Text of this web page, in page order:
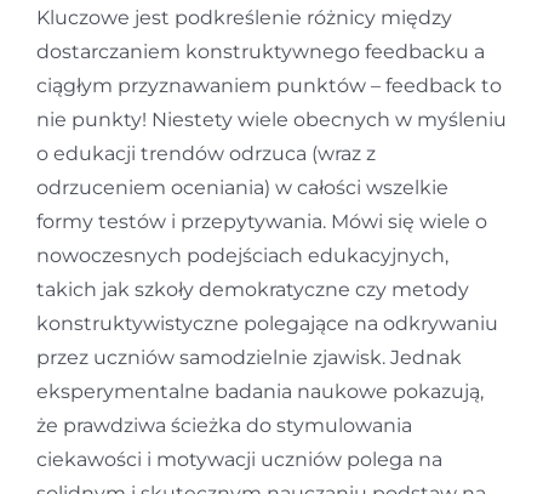
Kluczowe jest podkreślenie różnicy między
dostarczaniem konstruktywnego feedbacku a
ciągłym przyznawaniem punktów – feedback to
nie punkty! Niestety wiele obecnych w myśleniu
o edukacji trendów odrzuca (wraz z
odrzuceniem oceniania) w całości wszelkie
formy testów i przepytywania. Mówi się wiele o
nowoczesnych podejściach edukacyjnych,
takich jak szkoły demokratyczne czy metody
konstruktywistyczne polegające na odkrywaniu
przez uczniów samodzielnie zjawisk. Jednak
eksperymentalne badania naukowe pokazują,
że prawdziwa ścieżka do stymulowania
ciekawości i motywacji uczniów polega na